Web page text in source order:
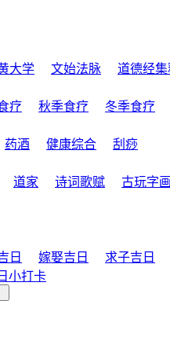
大学 文始法脉
道德经集
疗 秋季食疗 冬季食疗
药酒 健康综合
刮痧
道家 诗词歌赋 古玩字画
日 嫁娶吉日
求子吉日
小打卡